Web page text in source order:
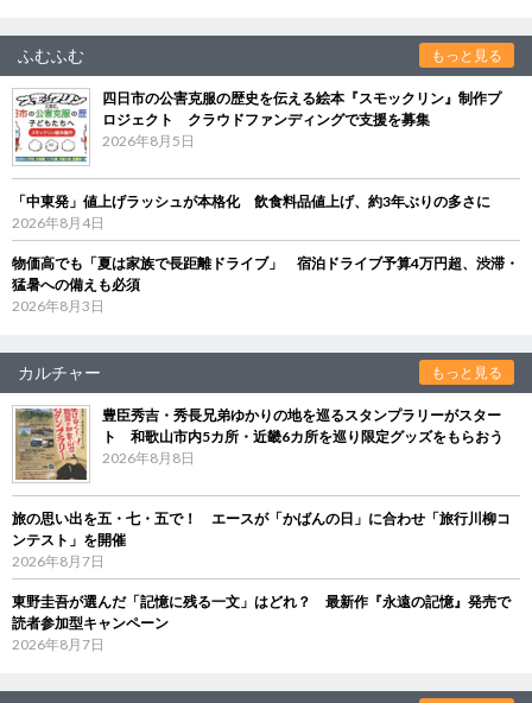
ふむふむ もっと見る
四日市の公害克服の歴史を伝える絵本『スモックリン』制作プ
ロジェクト クラウドファンディングで支援を募集
2026年8月5日
「中東発」値上げラッシュが本格化 飲食料品値上げ、約3年ぶりの多さに
2026年8月4日
物価高でも「夏は家族で長距離ドライブ」 宿泊ドライブ予算4万円超、渋滞・
猛暑への備えも必須
2026年8月3日
カルチャー もっと見る
豊臣秀吉・秀長兄弟ゆかりの地を巡るスタンプラリーがスター
ト 和歌山市内5カ所・近畿6カ所を巡り限定グッズをもらおう
2026年8月8日
旅の思い出を五・七・五で！ エースが「かばんの日」に合わせ「旅行川柳コ
ンテスト」を開催
2026年8月7日
東野圭吾が選んだ「記憶に残る一文」はどれ？ 最新作『永遠の記憶』発売で
読者参加型キャンペーン
2026年8月7日